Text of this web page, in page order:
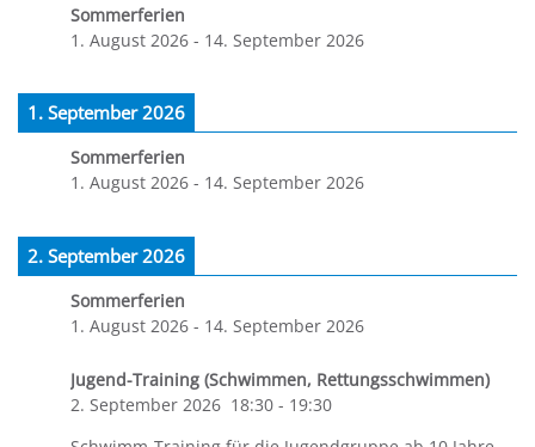
Sommerferien
1. August 2026 - 14. September 2026
1. September 2026
Sommerferien
1. August 2026 - 14. September 2026
2. September 2026
Sommerferien
1. August 2026 - 14. September 2026
Jugend-Training (Schwimmen, Rettungsschwimmen)
2. September 2026 18:30 - 19:30